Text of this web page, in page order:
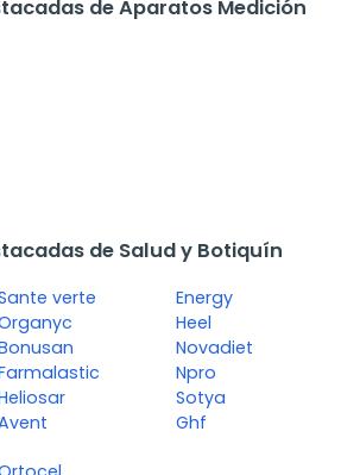
de Aparatos Medición
de Salud y Botiquín
verte
Energy
Heel
Novadiet
Npro
Sotya
Ghf